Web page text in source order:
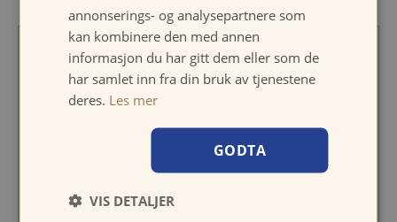
Åpningstider
RESTAURANT
NB! Fra 22. juni - 15. august
serverer vi KUN sommermeny i
restauranten bestående av 3-
retters meny laget på
sesongens beste råvarer.
annonserings- og analysepartnere som
kan kombinere den med annen
informasjon du har gitt dem eller som de
har samlet inn fra din bruk av tjenestene
deres. Les mer
GODTA
VIS DETALJER